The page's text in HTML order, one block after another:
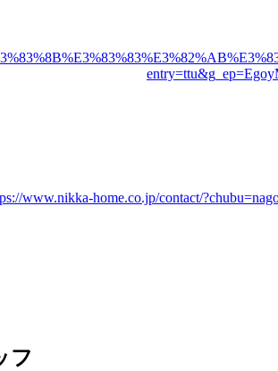
www.nikka-home.co.jp/contact/
フ